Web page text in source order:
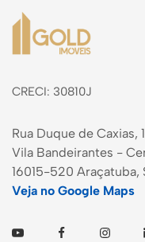
Página inicial
CRECI: 30810J
Rua Duque de Caxias,
Vila Bandeirantes -
16015-520 Araçatuba,
Veja no Google Maps
Youtube Facebook